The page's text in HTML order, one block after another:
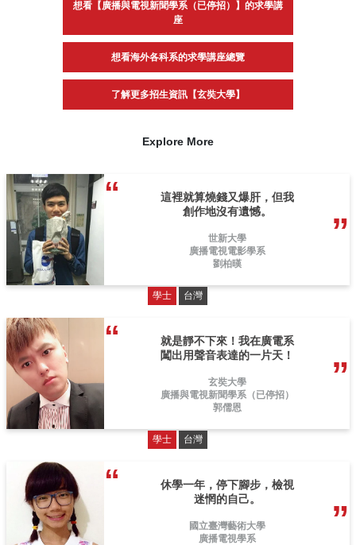
想看【廣播與電視新聞學系（已停招）】的求學講
座
想看海外各科系的求學講座總覽
了解更多招生資訊【玄奘大學】
Explore More
這裡就算燒錢又爆肝，但我
創作地沒有遺憾。
世新大學
廣播電視電影學系
劉柏暵
學士 台灣
就是靜不下來！我在廣電系
闖出用聲音表達的一片天！
玄奘大學
廣播與電視新聞學系（已停招）
郭儒恩
學士 台灣
休學一年，停下腳步，檢視
迷惘的自己。
國立臺灣藝術大學
廣播電視學系